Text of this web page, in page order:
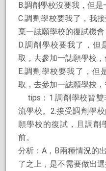
B.調劑學校沒要我，但
C.調劑學校要我了，我
棄一誌願學校的復試機會
D.調劑學校要我了，但
取，去參加一誌願學校
E.調劑學校要我了，但
取，去參加一誌願學校，
tips：1.調劑學校皆雙
流學校。2.接受調劑學
願學校的復試，且調劑
前。
分析：A，B兩種情況的
了之上，是不需要做出